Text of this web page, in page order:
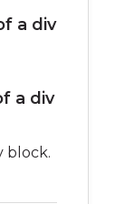
a div
a div
block.